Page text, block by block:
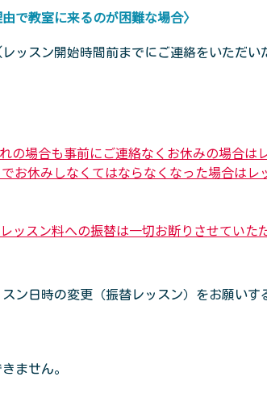
で教室に来るのが困難な場合〉
ッスン開始時間前までにご連絡をいただい
場合も事前にご連絡なくお休みの場合は
お休みしなくてはならなくなった場合は
スン料への振替は一切お断りさせていた
日時の変更（振替レッスン）をお願い
ません。